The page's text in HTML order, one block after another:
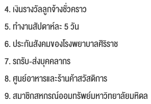
4. เงินรางวัลลูกจ้างชั่วคราว
5. ทำงานสัปดาห์ละ 5 วัน
6. ประกันสังคมของโรงพยาบาลศิริราช
7. รถรับ-ส่งบุคคลากร
8. ศูนย์อาหารและร้านค้าสวัสดิการ
9. สมาชิกสหกรณ์ออมทรัพย์มหาวิทยาลัยมหิดล